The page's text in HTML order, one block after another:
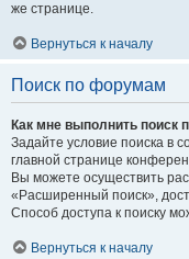
же странице.
Вернуться к началу
Поиск по форумам
Как мне выполнить
Задайте условие поиска в
главной странице
Вы можете осуществить
«Расширенный поиск»,
Способ доступа к поиску
Вернуться к началу